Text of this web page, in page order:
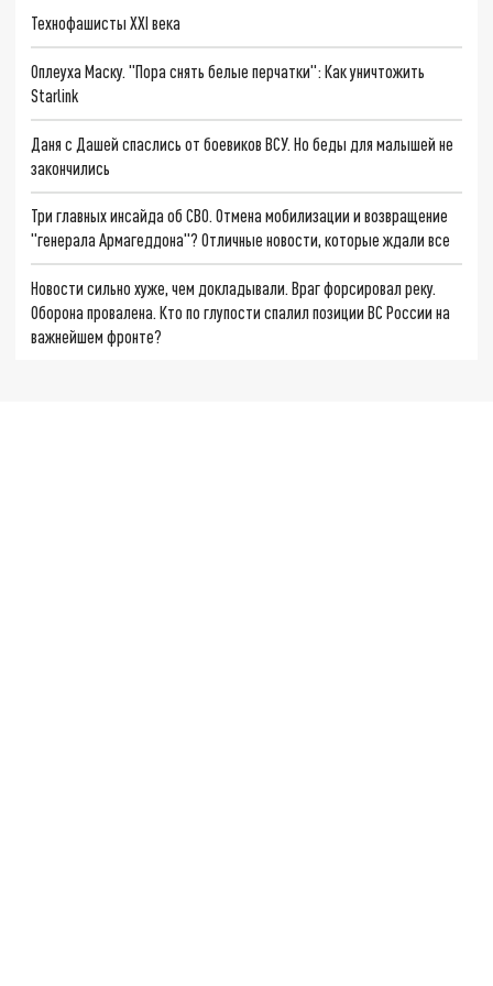
Технофашисты XXI века
Оплеуха Маску. "Пора снять белые перчатки": Как уничтожить
Starlink
Даня с Дашей спаслись от боевиков ВСУ. Но беды для малышей не
закончились
Три главных инсайда об СВО. Отмена мобилизации и возвращение
"генерала Армагеддона"? Отличные новости, которые ждали все
Новости сильно хуже, чем докладывали. Враг форсировал реку.
Оборона провалена. Кто по глупости спалил позиции ВС России на
важнейшем фронте?